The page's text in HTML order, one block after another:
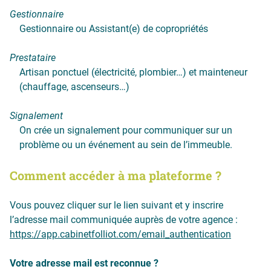
Gestionnaire
Gestionnaire ou Assistant(e) de copropriétés
Prestataire
Artisan ponctuel (électricité, plombier…) et mainteneur
(chauffage, ascenseurs…)
Signalement
On crée un signalement pour communiquer sur un
problème ou un événement au sein de l’immeuble.
Comment accéder à ma plateforme ?
Vous pouvez cliquer sur le lien suivant et y inscrire
l’adresse mail communiquée auprès de votre agence :
https://app.cabinetfolliot.com/email_authentication
Votre adresse mail est reconnue ?